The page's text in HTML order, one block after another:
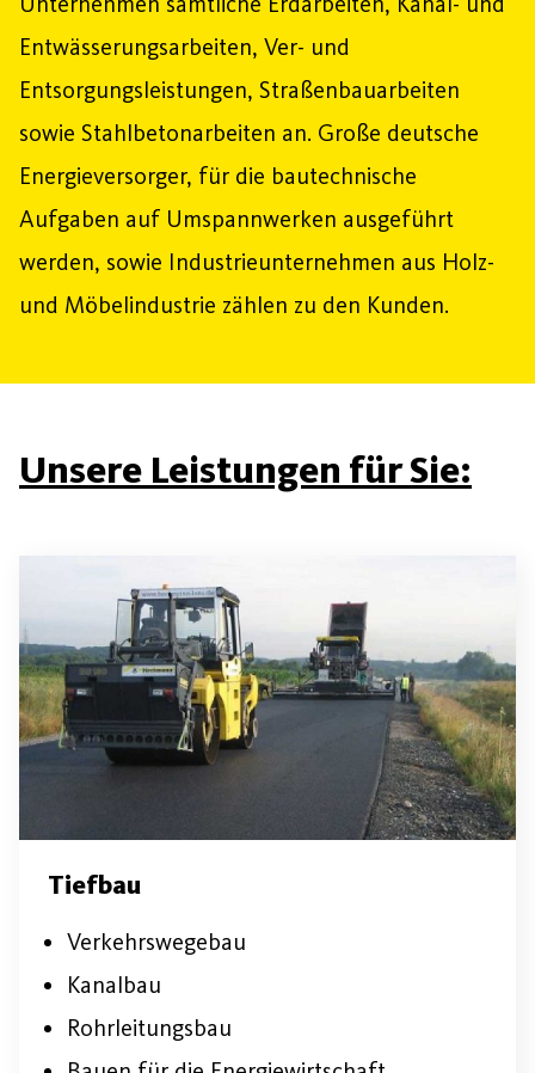
Entwässerungsarbeiten, Ver- und
Entsorgungsleistungen, Straßenbauarbeiten
sowie Stahlbetonarbeiten an. Große deutsche
Energieversorger, für die bautechnische
Aufgaben auf Umspannwerken ausgeführt
werden, sowie Industrieunternehmen aus Holz-
und Möbelindustrie zählen zu den Kunden.
Unsere Leistungen für Sie:
Tiefbau
Verkehrswegebau
Kanalbau
Rohrleitungsbau